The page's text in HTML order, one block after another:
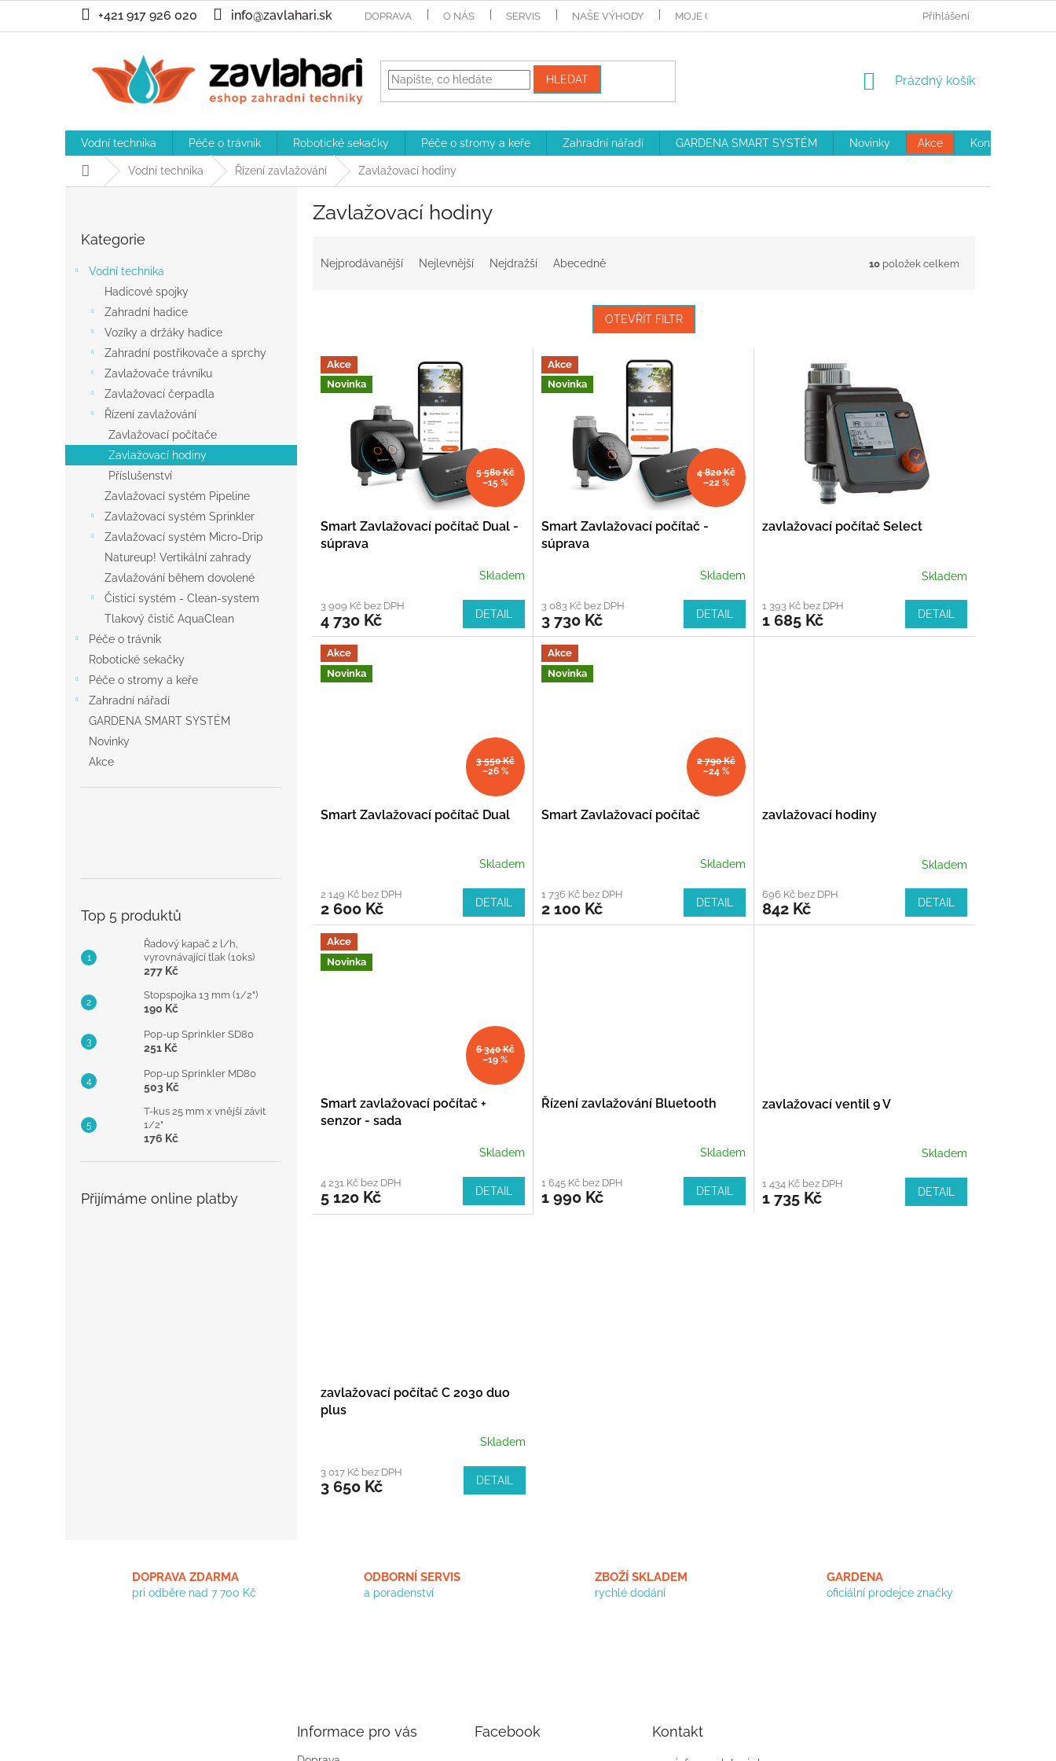
obsah
+421 917 926 020 info@zavlahari.sk DOPRAVA O NÁS SERVIS NAŠE VÝHODY MOJE OBJEDNÁVKA OBCHODNÍ PODMÍNKY
Přihlášení
HLEDAT
NÁKUPNÍ
Prázdný košík
Vodní technika Péče o trávnik Robotické sekačky Péče o stromy a keře Zahradní nářadí GARDENA SMART SYSTÉM Novinky Akce Kontakty
Domů Vodní technika Řízení zavlažování Zavlažovací hodiny
kategorie
Kategorie
Vodní technika
Hadicové spojky
Zahradní hadice
Vozíky a držáky hadice
Zahradní postřikovače a sprchy
Zavlažovače trávníku
Zavlažovací čerpadla
Řízení zavlažování
Zavlažovací počítače
Zavlažovací hodiny
Příslušenství
Zavlažovací systém Pipeline
Zavlažovací systém Sprinkler
Zavlažovací systém Micro-Drip
Natureup! Vertikální zahrady
Zavlažování během dovolené
Čisticí systém - Clean-system
Tlakový čistič AquaClean
Péče o trávnik
Robotické sekačky
Péče o stromy a keře
Zahradní nářadí
GARDENA SMART SYSTÉM
Novinky
Akce
Top 5 produktů
Řadový kapač 2 l/h,
vyrovnávající tlak (10ks)
277 Kč
Stopspojka 13 mm (1/2")
190 Kč
Pop-up Sprinkler SD80
251 Kč
Pop-up Sprinkler MD80
503 Kč
T-kus 25 mm x vnější závit
1/2"
176 Kč
Přijímáme online platby
Zavlažovací hodiny
Nejprodávanější Nejlevnější Nejdražší Abecedně 10 položek celkem
OTEVŘÍT FILTR
V
p
Akce
Novinka
5 580 Kč
–15 %
Smart Zavlažovací počítač Dual -
súprava
Skladem
3 909 Kč bez DPH
4 730 Kč DETAIL
Akce
Novinka
4 820 Kč
–22 %
Smart Zavlažovací počítač -
súprava
Skladem
3 083 Kč bez DPH
3 730 Kč DETAIL
zavlažovací počítač Select
Skladem
1 393 Kč bez DPH
1 685 Kč DETAIL
Akce
Novinka
3 550 Kč
–26 %
Smart Zavlažovací počítač Dual
Skladem
2 149 Kč bez DPH
2 600 Kč DETAIL
Akce
Novinka
2 790 Kč
–24 %
Smart Zavlažovací počítač
Skladem
1 736 Kč bez DPH
2 100 Kč DETAIL
zavlažovací hodiny
Skladem
696 Kč bez DPH
842 Kč DETAIL
Akce
Novinka
6 340 Kč
–19 %
Smart zavlažovací počítač +
senzor - sada
Skladem
4 231 Kč bez DPH
5 120 Kč DETAIL
Řízení zavlažování Bluetooth
Skladem
1 645 Kč bez DPH
1 990 Kč DETAIL
zavlažovací ventil 9 V
Skladem
1 434 Kč bez DPH
1 735 Kč DETAIL
zavlažovací počítač C 2030 duo
plus
Skladem
3 017 Kč bez DPH
3 650 Kč DETAIL
á
d
a
DOPRAVA ZDARMA
pri odběre nad 7 700 Kč
ODBORNÍ SERVIS
a poradenství
ZBOŽÍ SKLADEM
rychlé dodání
GARDENA
oficiální prodejce značky
Informace pro vás Facebook Kontakt